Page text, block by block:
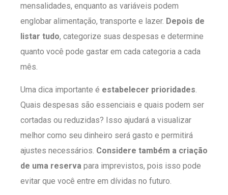
mensalidades, enquanto as variáveis podem
englobar alimentação, transporte e lazer. Depois de
listar tudo, categorize suas despesas e determine
quanto você pode gastar em cada categoria a cada
mês.
Uma dica importante é estabelecer prioridades
Quais despesas são essenciais e quais podem ser
cortadas ou reduzidas? Isso ajudará a visualizar
melhor como seu dinheiro será gasto e permitirá
ajustes necessários. Considere também a criação
de uma reserva para imprevistos, pois isso pode
evitar que você entre em dívidas no futuro.